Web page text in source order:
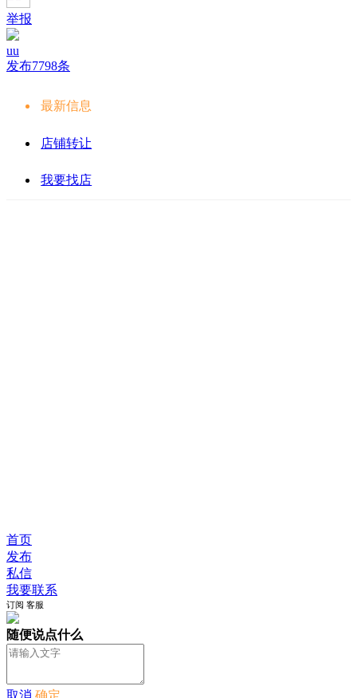
举报
uu
发布7798条
最新信息
店铺转让
我要找店
首页
发布
私信
我要联系
订阅 客服
随便说点什么
取消 确定